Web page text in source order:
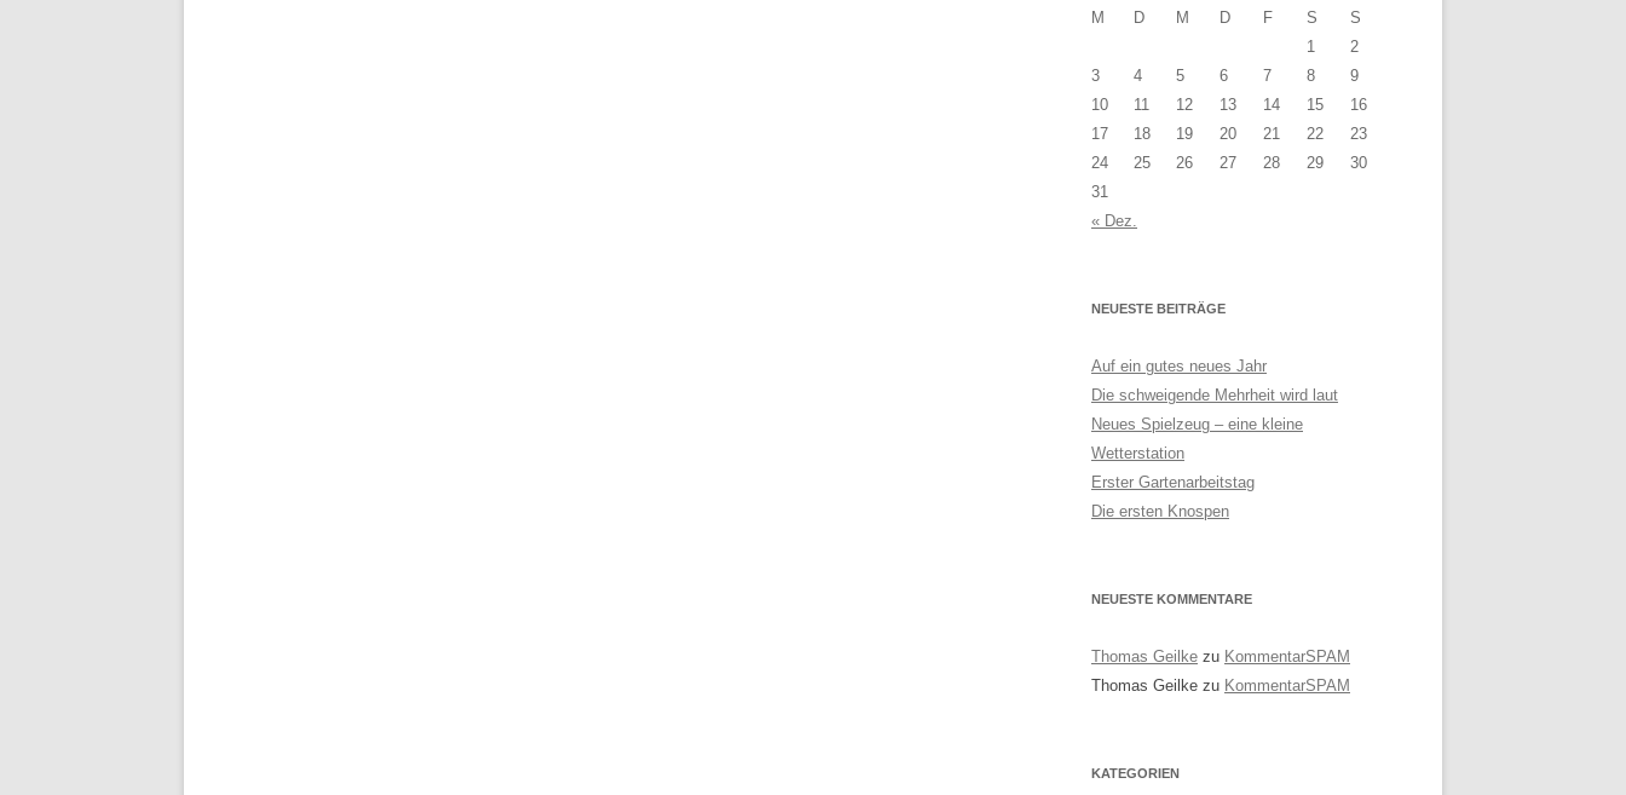
M
D M D F S
S
1
2
3
4 5 6 7 8
9
10
11 12 13 14 15
16
17
18 19 20 21 22
23
24
25 26 27 28 29
30
31
« Dez.
NEUESTE BEITRÄGE
Auf ein gutes neues Jahr
Die schweigende Mehrheit wird laut
Neues Spielzeug – eine kleine
Wetterstation
Erster Gartenarbeitstag
Die ersten Knospen
NEUESTE KOMMENTARE
Thomas Geilke zu KommentarSPAM
Thomas Geilke zu KommentarSPAM
KATEGORIEN